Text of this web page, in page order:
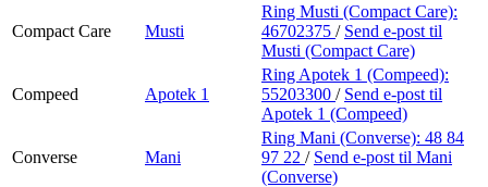
Compact Care Musti
Ring Musti (Compact Care):
46702375 / Send e-post til
Musti (Compact Care)
Compeed Apotek 1
Ring Apotek 1 (Compeed):
55203300 / Send e-post til
Apotek 1 (Compeed)
Converse Mani
Ring Mani (Converse): 48 84
97 22 / Send e-post til Mani
(Converse)